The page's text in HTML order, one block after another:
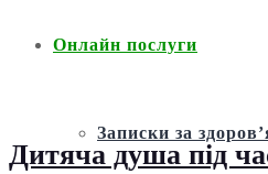
Онлайн послуги
Записки за
Дитяча душа під